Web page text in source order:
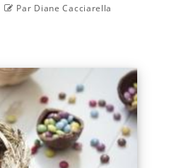
Par Diane Cacciarella